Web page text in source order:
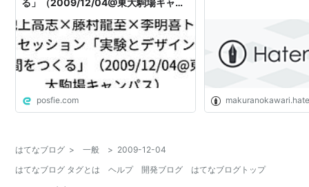
る」（2009/12/04@東大駒場キャン
posfie.com
はてなブログ > 一般 > 2009-12-04
はてなブログ タグとは
ヘルプ 開発ブログ
はてなブログトップ